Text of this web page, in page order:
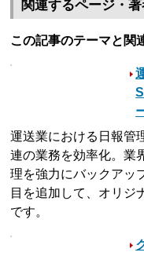
関連するページ・
この記事のテーマと関
運送業における日報管
連の業務を効率化。業
理を強力にバックアッ
目を追加して、オリジ
です。